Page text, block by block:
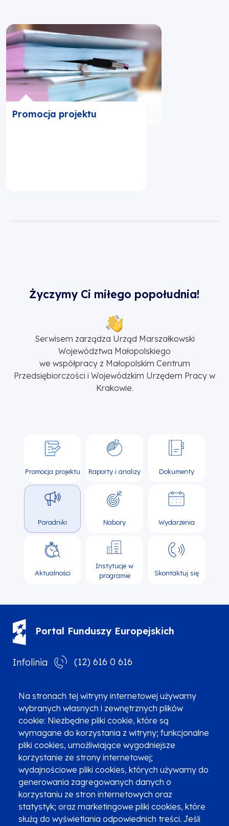
Na stronach tej witryny internetowej używamy
wybranych własnych i zewnętrznych plików
cookie: Niezbędne pliki cookie, które są
wymagane do korzystania z witryny; funkcjonalne
pliki cookies, umożliwiające wygodniejsze
korzystanie ze strony internetowej;
wydajnościowe pliki cookies, których używamy do
generowania zagregowanych danych o
korzystaniu ze stron internetowych oraz
statystyk; oraz marketingowe pliki cookies, które
służą do wyświetlania odpowiednich treści. Jeśli
Promocja projektu
Życzymy Ci miłego popołudnia!
Serwisem zarządza Urząd Marszałkowski
Województwa Małopolskiego
we współpracy z Małopolskim Centrum
Przedsiębiorczości i Wojewódzkim Urzędem Pracy w
Krakowie.
Promocja projektu Raporty i analizy Dokumenty
Poradniki Nabory Wydarzenia
Aktualności
Instytucje w
programie
Skontaktuj się
Portal Funduszy Europejskich
Infolinia (12) 616 0 616
Zgłoszenia podejrzenia niezgodności z KPP i KPON
Newsletter
Fundusze SMS-em
Najczęściej zadawane pytania
Promocja projektu
Zobacz inne programy
Poznaj Fundusze 2014-2020